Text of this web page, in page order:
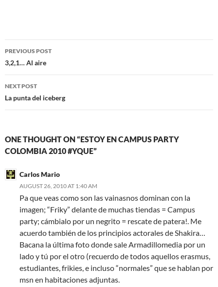
Post
navigation
PREVIOUS POST
3,2,1… Al aire
NEXT POST
La punta del iceberg
ONE THOUGHT ON “ESTOY EN CAMPUS PARTY
COLOMBIA 2010 #YQUE”
Carlos Mario
AUGUST 26, 2010 AT 1:40 AM
Pa que veas como son las vainasnos dominan con la
imagen; “Friky” delante de muchas tiendas = Campus
party; cámbialo por un negrito = rescate de patera!. Me
acuerdo también de los principios actorales de Shakira…
Bacana la última foto donde sale Armadillomedia por un
lado y tú por el otro (recuerdo de todos aquellos erasmus,
estudiantes, frikies, e incluso “normales” que se hablan por
msn en habitaciones adjuntas.